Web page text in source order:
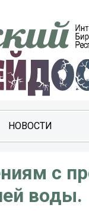
НОВОСТИ
с
воды.